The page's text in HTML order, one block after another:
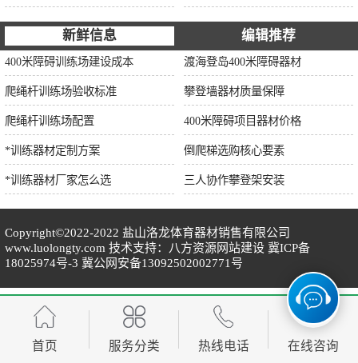
新鲜信息 编辑推荐
400米障碍训练场建设成本 渡海登岛400米障碍器材
爬绳杆训练场验收标准 攀登墙器材质量保障
爬绳杆训练场配置 400米障碍项目器材价格
*训练器材定制方案 倒爬梯选购核心要素
*训练器材厂家怎么选 三人协作攀登架安装
Copyright©2022-2022 盐山洛龙体育器材销售有限公司
www.luolongty.com 技术支持：八方资源 网站建设 冀ICP备
18025974号-3 冀公网安备13092502002771号
首页 服务分类 热线电话 在线咨询